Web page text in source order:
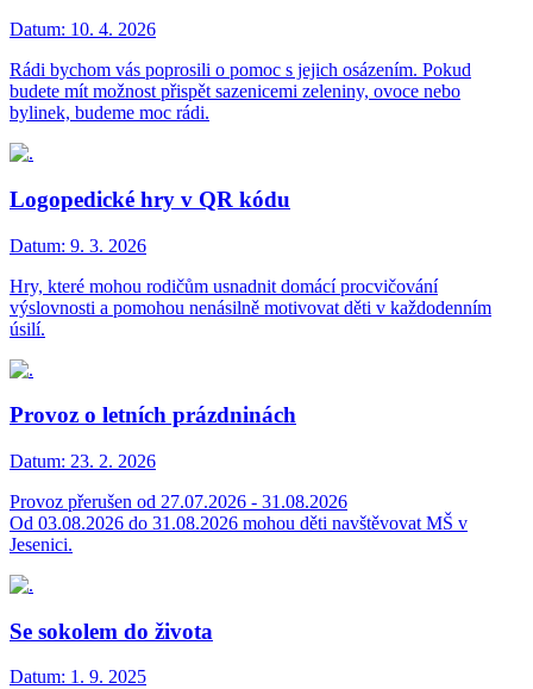
Datum: 10. 4. 2026
Rádi bychom vás poprosili o pomoc s jejich osázením. Pokud
budete mít možnost přispět sazenicemi zeleniny, ovoce nebo
bylinek, budeme moc rádi.
Logopedické hry v QR kódu
Datum: 9. 3. 2026
Hry, které mohou rodičům usnadnit domácí procvičování
výslovnosti a pomohou nenásilně motivovat děti v každodenním
úsilí.
Provoz o letních prázdninách
Datum: 23. 2. 2026
Provoz přerušen od 27.07.2026 - 31.08.2026
Od 03.08.2026 do 31.08.2026 mohou děti navštěvovat MŠ v
Jesenici.
Se sokolem do života
Datum: 1. 9. 2025